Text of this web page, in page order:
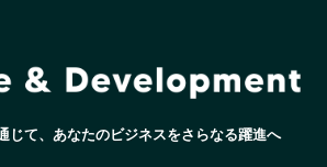
じて、あなたのビジネスをさらなる躍進へ